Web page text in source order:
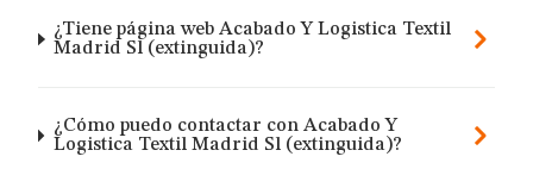
¿Tiene página web Acabado Y Logistica Textil
Madrid Sl (extinguida)?
¿Cómo puedo contactar con Acabado Y
Logistica Textil Madrid Sl (extinguida)?